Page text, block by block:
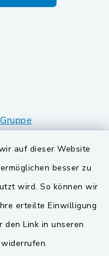
auf dieser Website
besser zu
wird. So können wir
erteilte Einwilligung
den Link in unseren
widerrufen.